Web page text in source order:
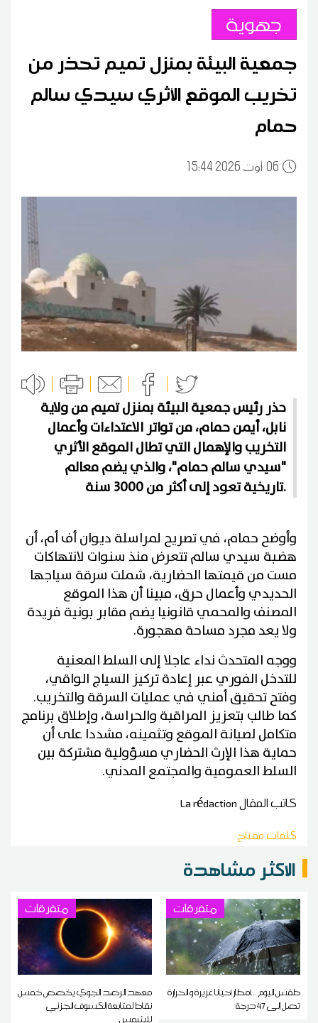
جهوية
جمعية البيئة بمنزل تميم تحذر من
تخريب الموقع الأثري سيدي سالم
حمام
0615:44 2026 أوت
حذر رئيس جمعية البيئة بمنزل تميم من ولاية
نابل، أيمن حمام، من تواتر الاعتداءات وأعمال
التخريب والإهمال التي تطال الموقع الأثري
"سيدي سالم حمام"، والذي يضم معالم
تاريخية تعود إلى أكثر من 3000 سنة.
وأوضح حمام، في تصريح لمراسلة ديوان أف أم، أن
هضبة سيدي سالم تتعرض منذ سنوات لانتهاكات
مست من قيمتها الحضارية، شملت سرقة سياجها
الحديدي وأعمال حرق، مبينا أن هذا الموقع
المصنف والمحمي قانونيا يضم مقابر بونية فريدة
ولا يعد مجرد مساحة مهجورة.
ووجه المتحدث نداء عاجلا إلى السلط المعنية
للتدخل الفوري عبر إعادة تركيز السياج الواقي،
وفتح تحقيق أمني في عمليات السرقة والتخريب.
كما طالب بتعزيز المراقبة والحراسة، وإطلاق برنامج
متكامل لصيانة الموقع وتثمينه، مشددا على أن
حماية هذا الإرث الحضاري مسؤولية مشتركة بين
السلط العمومية والمجتمع المدني.
كاتب المقالLa rédaction
كلمات مفتاح
الاكثر مشاهدة
متفرقات
طقس اليوم ...أمطار أحيانا غزيرة و الحرارة
تصل إلى 47 درجة
متفرقات
معهد الرصد الجوي يخصص خمس
نقاط لمتابعة الكسوف الجزئي
للشمس